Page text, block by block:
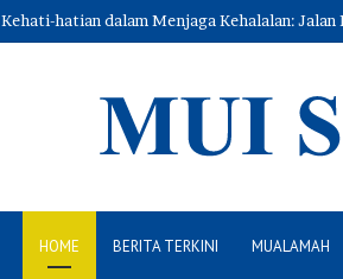
Kehati-hatian dalam Menjaga Kehalalan: Jalan
HOME BERITA TERKINI MUALAMAH